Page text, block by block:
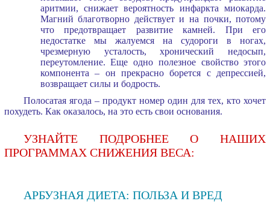
аритмии, снижает вероятность инфаркта миокарда.
Магний благотворно действует и на почки, потому
что предотвращает развитие камней. При его
недостатке мы жалуемся на судороги в ногах,
чрезмерную усталость, хронический недосып,
переутомление. Еще одно полезное свойство этого
компонента – он прекрасно борется с депрессией,
возвращает силы и бодрость.
Полосатая ягода – продукт номер один для тех, кто хочет
похудеть. Как оказалось, на это есть свои основания.
УЗНАЙТЕ ПОДРОБНЕЕ О НАШИХ
ПРОГРАММАХ СНИЖЕНИЯ ВЕСА:
АРБУЗНАЯ ДИЕТА: ПОЛЬЗА И ВРЕД